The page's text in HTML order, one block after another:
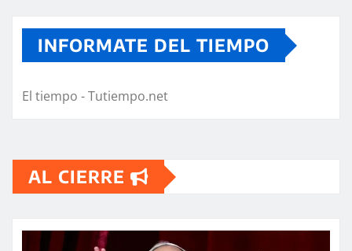
INFORMATE DEL TIEMPO
El tiempo - Tutiempo.net
AL CIERRE